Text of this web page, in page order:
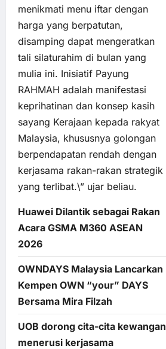
menikmati menu iftar dengan
harga yang berpatutan,
disamping dapat mengeratkan
tali silaturahim di bulan yang
mulia ini. Inisiatif Payung
RAHMAH adalah manifestasi
keprihatinan dan konsep kasih
sayang Kerajaan kepada rakyat
Malaysia, khususnya golongan
berpendapatan rendah dengan
kerjasama rakan-rakan strategik
yang terlibat.\” ujar beliau.
Huawei Dilantik sebagai Rakan
Acara GSMA M360 ASEAN
2026
OWNDAYS Malaysia Lancarkan
Kempen OWN “your” DAYS
Bersama Mira Filzah
UOB dorong cita-cita kewangan
menerusi kerjasama